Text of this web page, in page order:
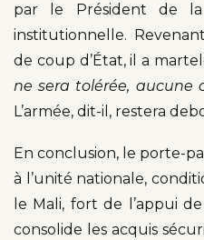
par le Président de
institutionnelle.
de coup d’État, il a
ne sera tolérée, aucune
L’armée, dit-il, restera
En conclusion, le porte-
à l’unité nationale,
le Mali, fort de l’appui
consolide les acquis